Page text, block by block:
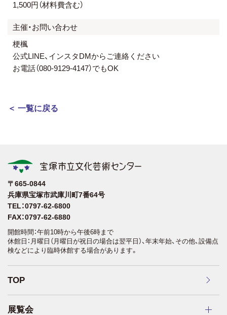
1,500円（材料費含む）
主催・お問い合わせ
梗楓
公式LINE、インスタDMからご連絡ください
お電話（080-9129-4147）でもOK
＜ 一覧に戻る
TOP
展覧会
〒665-0844
兵庫県宝塚市武庫川町7番64号
TEL：0797-62-6800
FAX：0797-62-6880
開館時間：午前10時から午後6時まで
休館日：月曜日（月曜日が祝日の場合は翌平日）、年末年始、その他、設備点
検などにより臨時休館する場合があります。